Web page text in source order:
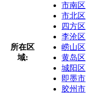
所在区
域:
市南区
市北区
四方区
李沧区
崂山区
黄岛区
城阳区
即墨市
胶州市